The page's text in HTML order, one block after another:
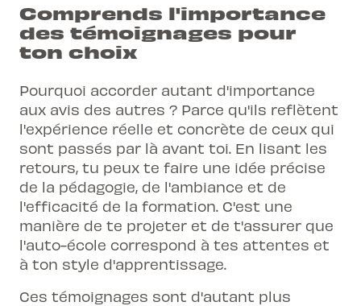
Comprends l'importance
des témoignages pour
ton choix
Pourquoi accorder autant d'importance
aux avis des autres ? Parce qu'ils reflètent
l'expérience réelle et concrète de ceux qui
sont passés par là avant toi. En lisant les
retours, tu peux te faire une idée précise
de la pédagogie, de l'ambiance et de
l'efficacité de la formation. C'est une
manière de te projeter et de t'assurer que
l'auto-école correspond à tes attentes et
à ton style d'apprentissage.
Ces témoignages sont d'autant plus